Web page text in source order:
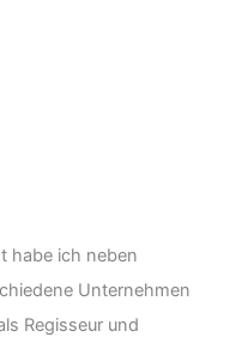
habe ich neben
Unternehmen
Regisseur und